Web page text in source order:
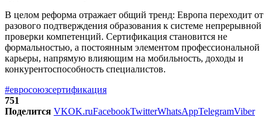
В целом реформа отражает общий тренд: Европа переходит от
разового подтверждения образования к системе непрерывной
проверки компетенций. Сертификация становится не
формальностью, а постоянным элементом профессиональной
карьеры, напрямую влияющим на мобильность, доходы и
конкурентоспособность специалистов.
#евросоюзсертификация
751
Поделится VKOK.ruFacebookTwitterWhatsAppTelegramViber